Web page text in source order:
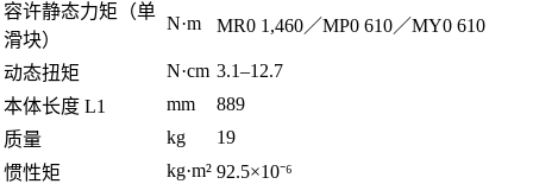
容许静态力矩（单
滑块）
N·m MR0 1,460／MP0 610／MY0 610
动态扭矩 N·cm 3.1–12.7
本体长度 L1
mm
889
质量
kg
19
惯性矩
kg·m² 92.5×10⁻⁶